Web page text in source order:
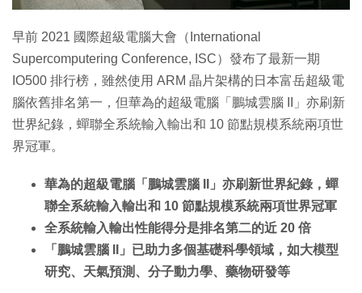
早前 2021 國際超級電腦大會（International
Supercomputering Conference, ISC）發布了最新一期
IO500 排行榜，雖然使用 ARM 晶片架構的日本富岳超級電
腦依舊排名第一，但華為的超級電腦「鵬城雲腦 II」亦刷新
世界紀錄，蟬聯全系統輸入輸出和 10 節點規模系統兩項世
界冠軍。
華為的超級電腦「鵬城雲腦 II」亦刷新世界紀錄，蟬
聯全系統輸入輸出和 10 節點規模系統兩項世界冠軍
全系統輸入輸出性能得分是排名第二的近 20 倍
「鵬城雲腦 II」已助力多個基礎科學領域，如大模型
研究、天氣預測、分子動力學、藥物研發等